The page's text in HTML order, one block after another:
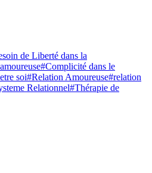
de Liberté dans la
#Complicité dans le
soi#Relation Amoureuse#relation
Relationnel#Thérapie de